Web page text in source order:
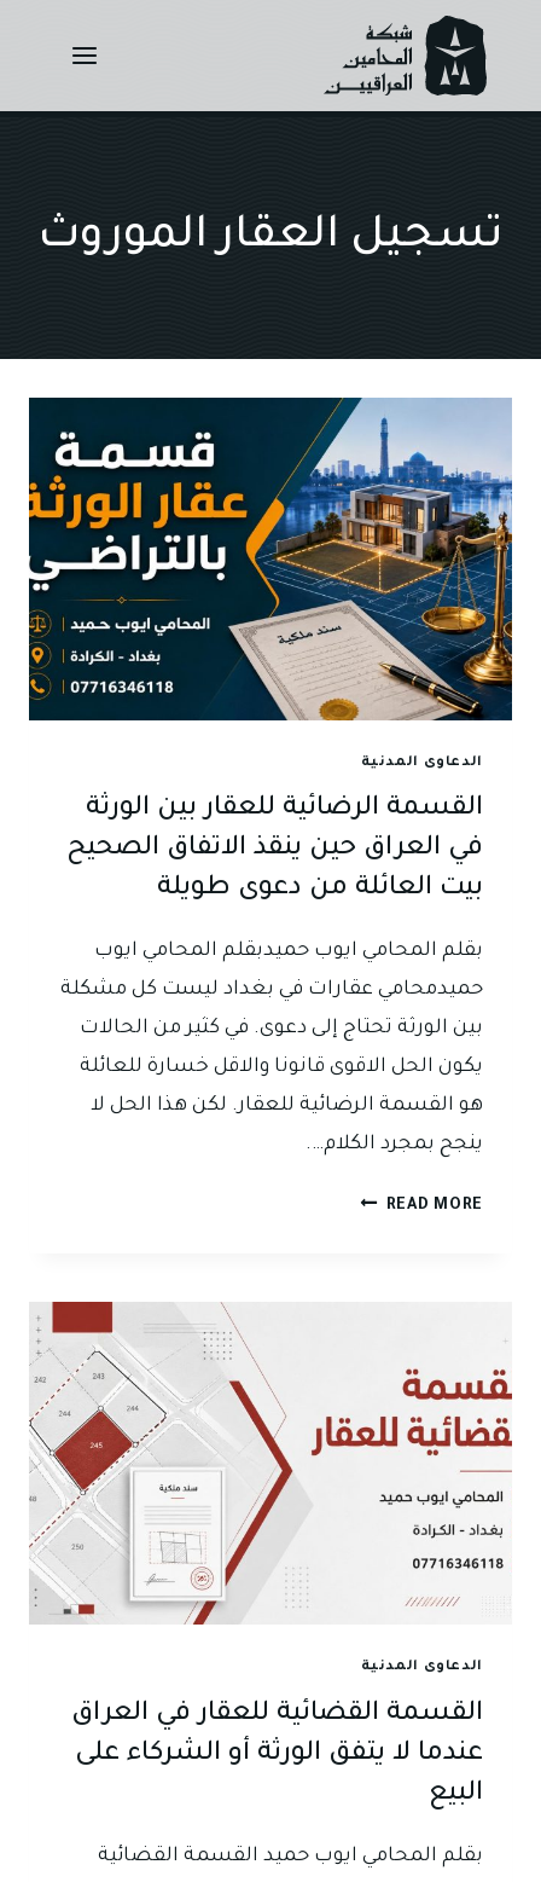
content
تسجيل العقار الموروث
الدعاوى المدنية
القسمة الرضائية للعقار بين الورثة
في العراق حين ينقذ الاتفاق الصحيح
بيت العائلة من دعوى طويلة
بقلم المحامي ايوب حميدبقلم المحامي ايوب
حميدمحامي عقارات في بغداد ليست كل مشكلة
بين الورثة تحتاج إلى دعوى. في كثير من الحالات
يكون الحل الاقوى قانونا والاقل خسارة للعائلة
هو القسمة الرضائية للعقار. لكن هذا الحل لا
ينجح بمجرد الكلام….
READ MORE القسمة
ينقذ
الصحيح
الدعاوى المدنية
القسمة القضائية للعقار في العراق
عندما لا يتفق الورثة أو الشركاء على
البيع
بقلم المحامي ايوب حميد القسمة القضائية